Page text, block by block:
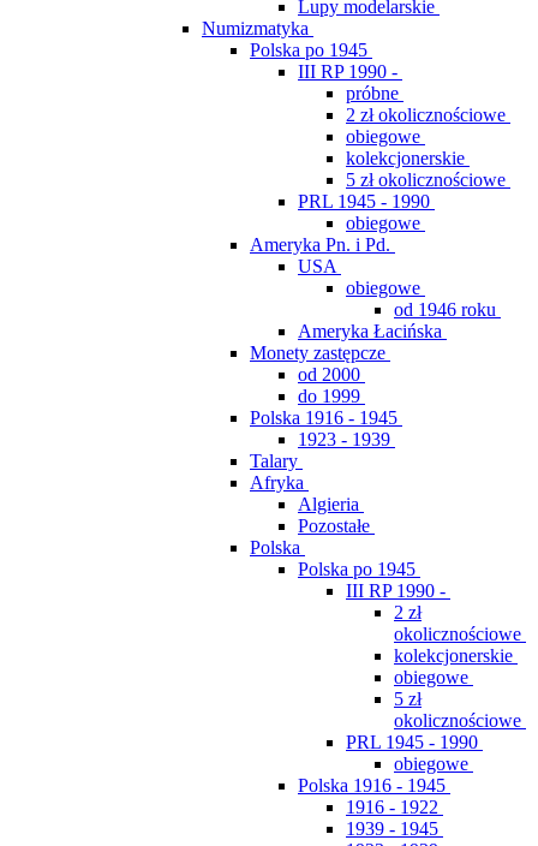
Lupy modelarskie
Numizmatyka
Polska po 1945
III RP 1990 -
próbne
2 zł okolicznościowe
obiegowe
kolekcjonerskie
5 zł okolicznościowe
PRL 1945 - 1990
obiegowe
Ameryka Pn. i Pd.
USA
obiegowe
od 1946 roku
Ameryka Łacińska
Monety zastępcze
od 2000
do 1999
Polska 1916 - 1945
1923 - 1939
Talary
Afryka
Algieria
Pozostałe
Polska
Polska po 1945
III RP 1990 -
2 zł
okolicznościowe
kolekcjonerskie
obiegowe
5 zł
okolicznościowe
PRL 1945 - 1990
obiegowe
Polska 1916 - 1945
1916 - 1922
1939 - 1945